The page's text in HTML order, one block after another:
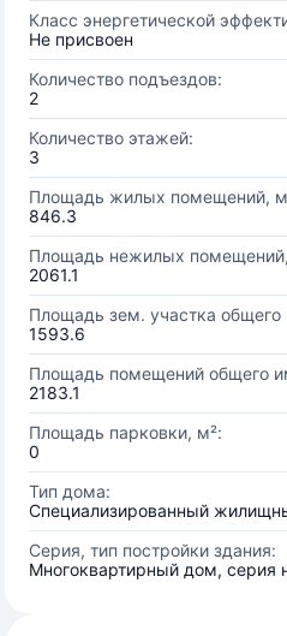
Класс энергетической
Не присвоен
Количество подъездов:
2
Количество этажей:
3
Площадь жилых помещений,
846.3
Площадь нежилых
2061.1
Площадь зем. участка
1593.6
Площадь помещений общего
2183.1
Площадь парковки, м²:
0
Тип дома:
Специализированный
Серия, тип постройки здания:
Многоквартирный дом, серия